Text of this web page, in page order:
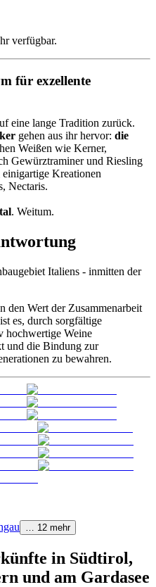
verfügbar.
für exzellente
eine lange Tradition zurück.
gehen aus ihr hervor: die
Weißen wie Kerner,
Gewürztraminer und Riesling
Kreationen
Nectaris.
. Weitum.
Italiens - inmitten der
den Wert der Zusammenarbeit
es, durch sorgfältige
hochwertige Weine
und die Bindung zur
zu bewahren.
… 12 mehr
in Südtirol,
und am Gardasee